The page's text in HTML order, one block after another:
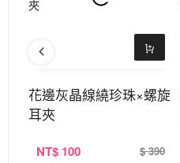
花邊灰晶線繞珍珠×螺旋
耳夾
NT$ 100 $ 390